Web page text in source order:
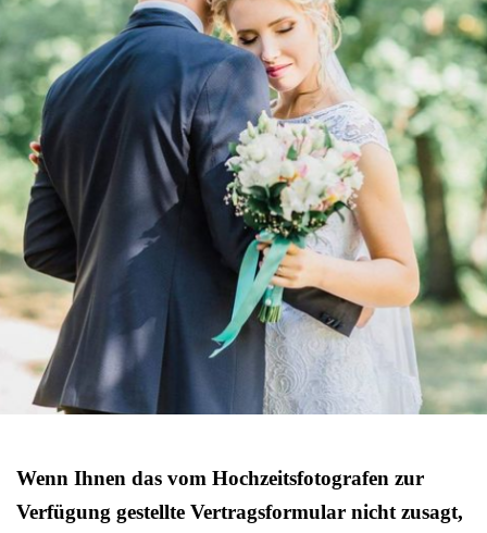
Wenn Ihnen das vom Hochzeitsfotografen zur
Verfügung gestellte Vertragsformular nicht zusagt,